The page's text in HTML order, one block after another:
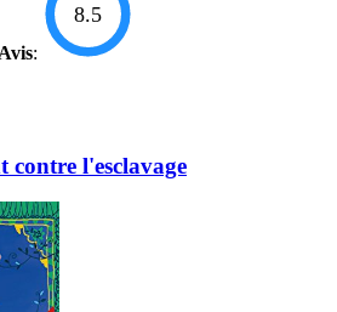
Avis:
8.5
contre l'esclavage